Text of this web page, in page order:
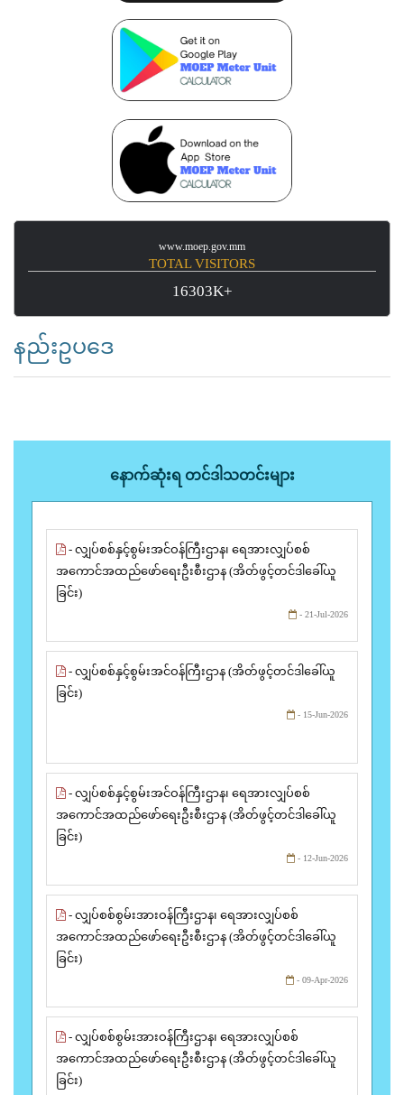
www.moep.gov.mm
TOTAL VISITORS
16303K+
နည်းဥပဒေ
နောက်ဆုံးရ တင်ဒါသတင်းများ
- လျှပ်စစ်နှင့်စွမ်းအင်ဝန်ကြီးဌာန၊ ရေအားလျှပ်စစ်
အကောင်အထည်ဖော်ရေးဦးစီးဌာန (အိတ်ဖွင့်တင်ဒါခေါ်ယူ
ခြင်း)
- 21-Jul-2026
- လျှပ်စစ်နှင့်စွမ်းအင်ဝန်ကြီးဌာန (အိတ်ဖွင့်တင်ဒါခေါ်ယူ
ခြင်း)
- 15-Jun-2026
- လျှပ်စစ်နှင့်စွမ်းအင်ဝန်ကြီးဌာန၊ ရေအားလျှပ်စစ်
အကောင်အထည်ဖော်ရေးဦးစီးဌာန (အိတ်ဖွင့်တင်ဒါခေါ်ယူ
ခြင်း)
- 12-Jun-2026
- လျှပ်စစ်စွမ်းအားဝန်ကြီးဌာန၊ ရေအားလျှပ်စစ်
အကောင်အထည်ဖော်ရေးဦးစီးဌာန (အိတ်ဖွင့်တင်ဒါခေါ်ယူ
ခြင်း)
- 09-Apr-2026
- လျှပ်စစ်စွမ်းအားဝန်ကြီးဌာန၊ ရေအားလျှပ်စစ်
အကောင်အထည်ဖော်ရေးဦးစီးဌာန (အိတ်ဖွင့်တင်ဒါခေါ်ယူ
ခြင်း)